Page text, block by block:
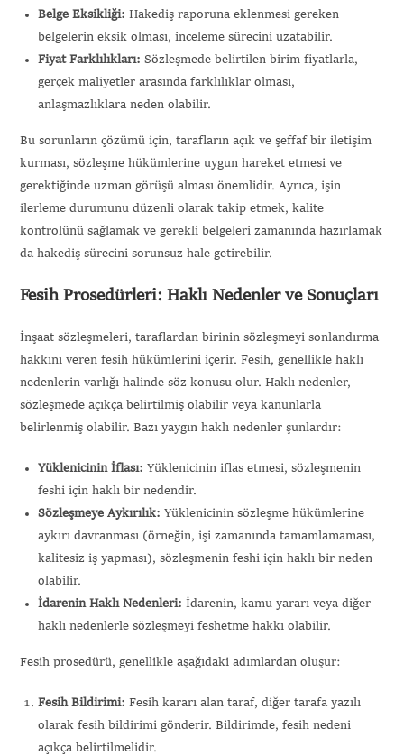
Belge Eksikliği: Hakediş raporuna eklenmesi gereken
belgelerin eksik olması, inceleme sürecini uzatabilir.
Fiyat Farklılıkları: Sözleşmede belirtilen birim fiyatlarla,
gerçek maliyetler arasında farklılıklar olması,
anlaşmazlıklara neden olabilir.
Bu sorunların çözümü için, tarafların açık ve şeffaf bir iletişim
kurması, sözleşme hükümlerine uygun hareket etmesi ve
gerektiğinde uzman görüşü alması önemlidir. Ayrıca, işin
ilerleme durumunu düzenli olarak takip etmek, kalite
kontrolünü sağlamak ve gerekli belgeleri zamanında hazırlamak
da hakediş sürecini sorunsuz hale getirebilir.
Fesih Prosedürleri: Haklı Nedenler ve Sonuçları
İnşaat sözleşmeleri, taraflardan birinin sözleşmeyi sonlandırma
hakkını veren fesih hükümlerini içerir. Fesih, genellikle haklı
nedenlerin varlığı halinde söz konusu olur. Haklı nedenler,
sözleşmede açıkça belirtilmiş olabilir veya kanunlarla
belirlenmiş olabilir. Bazı yaygın haklı nedenler şunlardır:
Yüklenicinin İflası: Yüklenicinin iflas etmesi, sözleşmenin
feshi için haklı bir nedendir.
Sözleşmeye Aykırılık: Yüklenicinin sözleşme hükümlerine
aykırı davranması (örneğin, işi zamanında tamamlamaması,
kalitesiz iş yapması), sözleşmenin feshi için haklı bir neden
olabilir.
İdarenin Haklı Nedenleri: İdarenin, kamu yararı veya diğer
haklı nedenlerle sözleşmeyi feshetme hakkı olabilir.
Fesih prosedürü, genellikle aşağıdaki adımlardan oluşur:
Fesih Bildirimi: Fesih kararı alan taraf, diğer tarafa yazılı
olarak fesih bildirimi gönderir. Bildirimde, fesih nedeni
açıkça belirtilmelidir.